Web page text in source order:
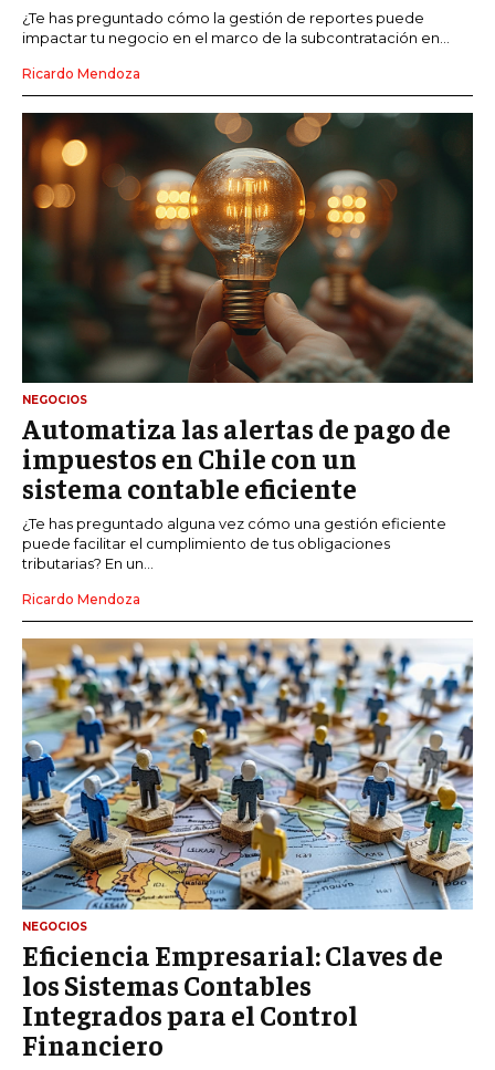
¿Te has preguntado cómo la gestión de reportes puede
impactar tu negocio en el marco de la subcontratación en...
Ricardo Mendoza
NEGOCIOS
Automatiza las alertas de pago de
impuestos en Chile con un
sistema contable eficiente
¿Te has preguntado alguna vez cómo una gestión eficiente
puede facilitar el cumplimiento de tus obligaciones
tributarias? En un...
Ricardo Mendoza
NEGOCIOS
Eficiencia Empresarial: Claves de
los Sistemas Contables
Integrados para el Control
Financiero